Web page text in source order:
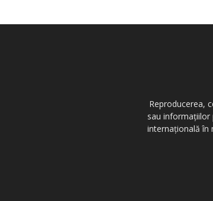
Reproducerea,
sau informațiilor
internațională în